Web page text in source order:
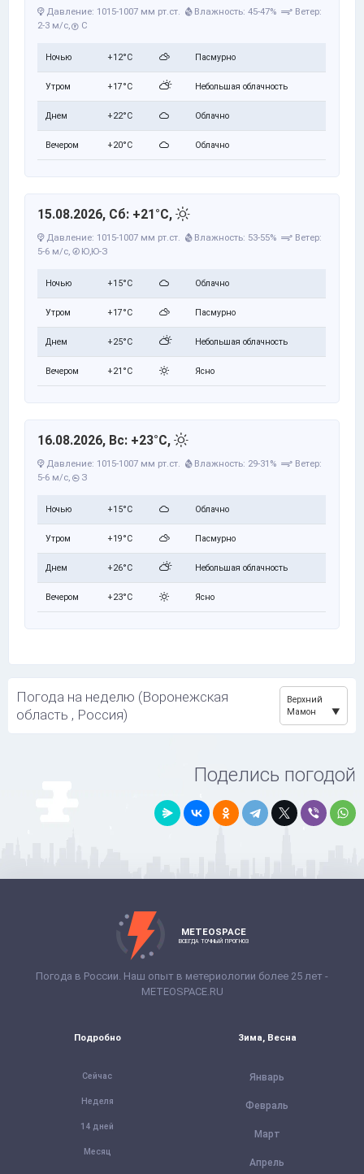
Давление: 1015-1007 мм рт.ст. Влажность: 45-47%
Ветер:
2-3 м/с,
С
Ночью +12°C Пасмурно
Утром +17°C Небольшая облачность
Днем +22°C Облачно
Вечером +20°C Облачно
15.08.2026, Сб: +21°C,
Давление: 1015-1007 мм рт.ст. Влажность: 53-55%
Ветер:
5-6 м/с, Ю,Ю-З
Ночью +15°C Облачно
Утром +17°C Пасмурно
Днем +25°C Небольшая облачность
Вечером +21°C Ясно
16.08.2026, Вс: +23°C,
Давление: 1015-1007 мм рт.ст. Влажность: 29-31%
Ветер:
5-6 м/с, З
Ночью +15°C Облачно
Утром +19°C Пасмурно
Днем +26°C Небольшая облачность
Вечером +23°C Ясно
Погода на неделю (Воронежская
область , Россия)
Верхний
Мамон
Поделись погодой
METEOSPACE
ВСЕГДА ТОЧНЫЙ ПРОГНОЗ
Погода в России. Наш опыт в метериологии более 25 лет -
METEOSPACE.RU
Подробно
Сейчас
Неделя
14 дней
Месяц
Зима, Весна
Январь
Февраль
Март
Апрель